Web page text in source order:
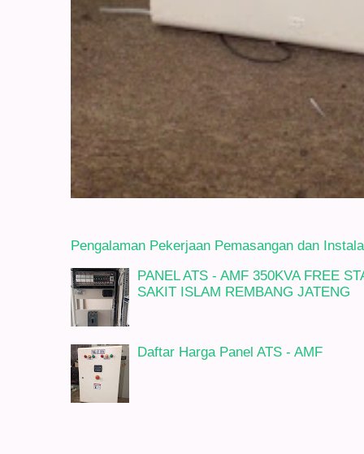
Pengalaman Pekerjaan Pemasangan dan
PANEL ATS - AMF 350KVA FREE
SAKIT ISLAM REMBANG JATENG
Daftar Harga Panel ATS - AMF